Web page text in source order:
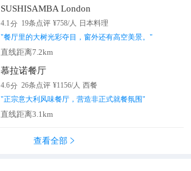
SUSHISAMBA London
4.1分 19条点评 ¥758/人 日本料理
"餐厅里的大树光彩夺目，窗外还有高空美景。 "
直线距离7.2km
慕拉诺餐厅
4.6分 26条点评 ¥1156/人 西餐
"正宗意大利风味餐厅，营造非正式就餐氛围"
直线距离3.1km
查看全部 